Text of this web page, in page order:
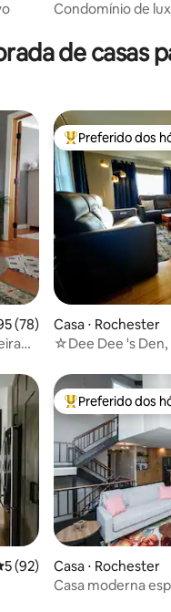
Condomínio de
de casas
de uma avaliação média
(78)
Entre os
Preferido dos
Casa ⋅ Rochester
☆Dee Dee 's Den,
de uma avaliação média
5 (92)
Entre os
Preferido dos
Casa ⋅ Rochester
Casa moderna